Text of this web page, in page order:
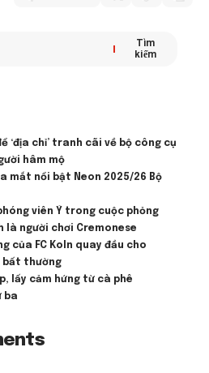
Tìm
kiếm
‘địa chỉ’ tranh cãi về bộ công cụ
hâm mộ
mắt nổi bật Neon 2025/26 Bộ
viên Ý trong cuộc phỏng
là người chơi Cremonese
của FC Koln quay đầu cho
bất thường
lấy cảm hứng từ cà phê
ba